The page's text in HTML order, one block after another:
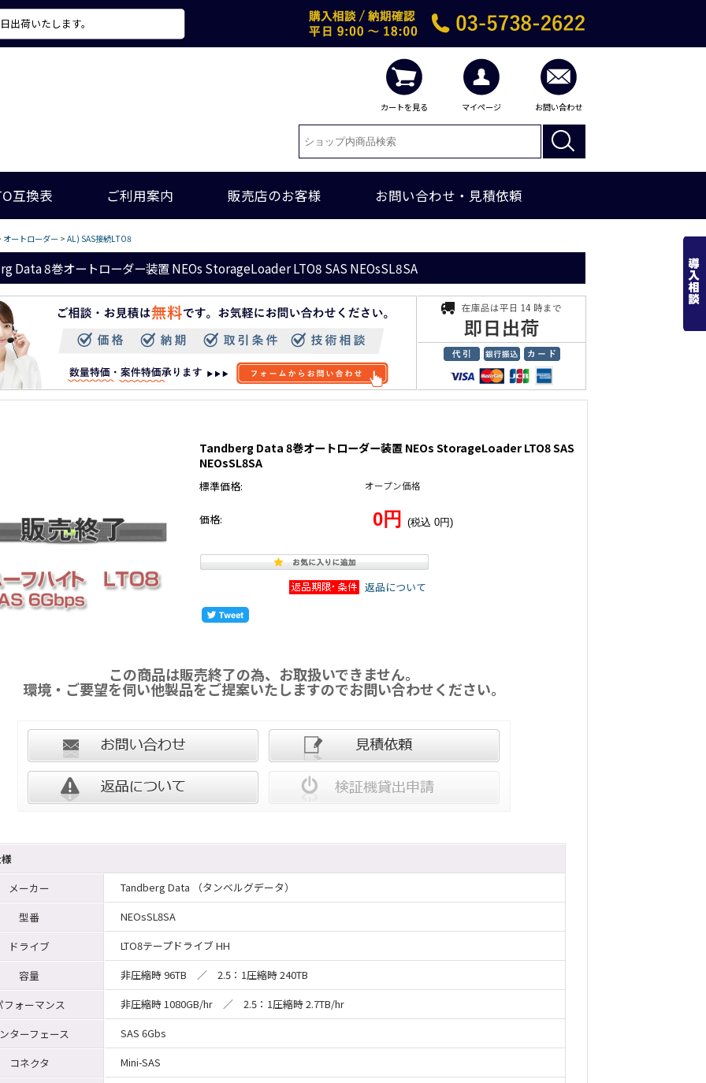
出荷いたします。
カートを見る マイページ お問い合わせ
互換表 ご利用案内 販売店のお客様 お問い合わせ・見積依頼
オートローダー > AL) SAS接続LTO8
Data 8巻オートローダー装置 NEOs StorageLoader LTO8 SAS NEOsSL8SA
Tandberg Data 8巻オートローダー装置 NEOs StorageLoader LTO8 SAS
NEOsSL8SA
標準価格: オープン価格
価格: 0円 (税込 0円)
返品について
この商品は販売終了の為、お取扱いできません。
環境・ご要望を伺い他製品をご提案いたしますのでお問い合わせください。
メーカー
Tandberg Data （タンベルグデータ）
型番
NEOsSL8SA
ドライブ
LTO8テープドライブ HH
容量
非圧縮時 96TB ／ 2.5：1圧縮時 240TB
フォーマンス
非圧縮時 1080GB/hr ／ 2.5：1圧縮時 2.7TB/hr
ターフェース
SAS 6Gbs
コネクタ
Mini-SAS